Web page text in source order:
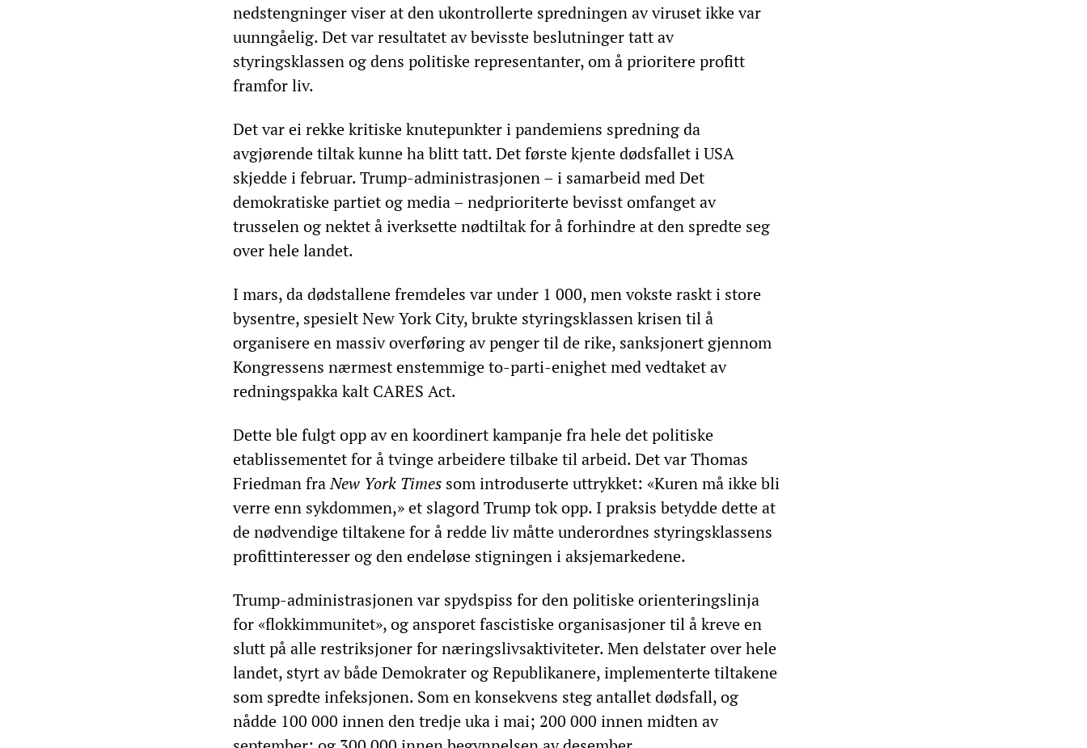
nedstengninger viser at den ukontrollerte spredningen av viruset ikke var
uunngåelig. Det var resultatet av bevisste beslutninger tatt av
styringsklassen og dens politiske representanter, om å prioritere profitt
framfor liv.
Det var ei rekke kritiske knutepunkter i pandemiens spredning da
avgjørende tiltak kunne ha blitt tatt. Det første kjente dødsfallet i USA
skjedde i februar. Trump-administrasjonen – i samarbeid med Det
demokratiske partiet og media – nedprioriterte bevisst omfanget av
trusselen og nektet å iverksette nødtiltak for å forhindre at den spredte seg
over hele landet.
I mars, da dødstallene fremdeles var under 1 000, men vokste raskt i store
bysentre, spesielt New York City, brukte styringsklassen krisen til å
organisere en massiv overføring av penger til de rike, sanksjonert gjennom
Kongressens nærmest enstemmige to-parti-enighet med vedtaket av
redningspakka kalt CARES Act.
Dette ble fulgt opp av en koordinert kampanje fra hele det politiske
etablissementet for å tvinge arbeidere tilbake til arbeid. Det var Thomas
Friedman fraNew York Times som introduserte uttrykket: «Kuren må ikke bli
verre enn sykdommen,» et slagord Trump tok opp. I praksis betydde dette at
de nødvendige tiltakene for å redde liv måtte underordnes styringsklassens
profittinteresser og den endeløse stigningen i aksjemarkedene.
Trump-administrasjonen var spydspiss for den politiske orienteringslinja
for «flokkimmunitet», og ansporet fascistiske organisasjoner til å kreve en
slutt på alle restriksjoner for næringslivsaktiviteter. Men delstater over hele
landet, styrt av både Demokrater og Republikanere, implementerte tiltakene
som spredte infeksjonen. Som en konsekvens steg antallet dødsfall, og
nådde 100 000 innen den tredje uka i mai; 200 000 innen midten av